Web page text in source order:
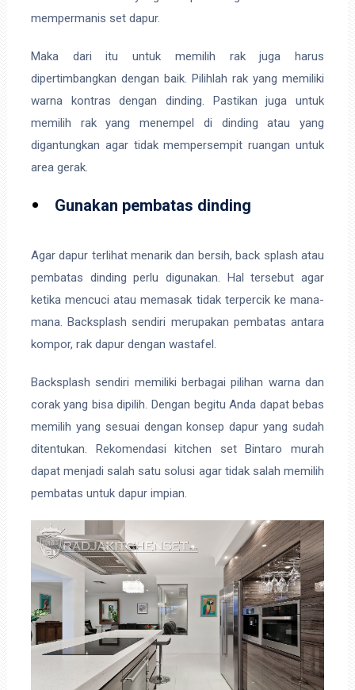
mempermanis set dapur.
Maka dari itu untuk memilih rak juga harus
dipertimbangkan dengan baik. Pilihlah rak yang memiliki
warna kontras dengan dinding. Pastikan juga untuk
memilih rak yang menempel di dinding atau yang
digantungkan agar tidak mempersempit ruangan untuk
area gerak.
Gunakan pembatas dinding
Agar dapur terlihat menarik dan bersih, back splash atau
pembatas dinding perlu digunakan. Hal tersebut agar
ketika mencuci atau memasak tidak terpercik ke mana-
mana. Backsplash sendiri merupakan pembatas antara
kompor, rak dapur dengan wastafel.
Backsplash sendiri memiliki berbagai pilihan warna dan
corak yang bisa dipilih. Dengan begitu Anda dapat bebas
memilih yang sesuai dengan konsep dapur yang sudah
ditentukan. Rekomendasi kitchen set Bintaro murah
dapat menjadi salah satu solusi agar tidak salah memilih
pembatas untuk dapur impian.